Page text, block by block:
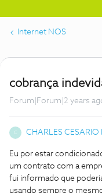
Internet NOS
cobrança
Forum|Forum|2 years
C CHARLES CESARIO
Eu por estar
um contrato com a
fui informado que
usando sempre o